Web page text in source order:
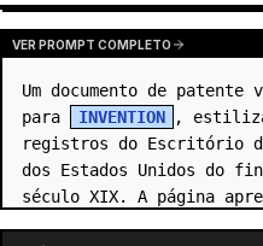
VER PROMPT COMPLETO
Um documento de patente
para
INVENTION
,
registros do Escritório
dos Estados Unidos do
século XIX. A página